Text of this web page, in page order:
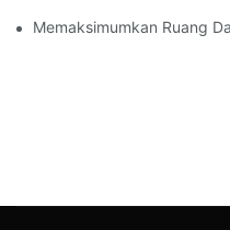
Memaksimumkan Ruang